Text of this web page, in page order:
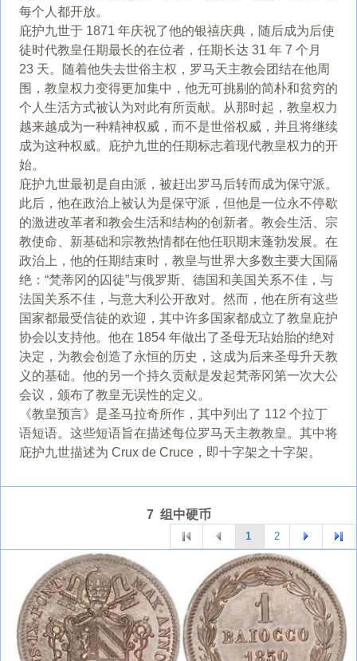
每个人都开放。
庇护九世于 1871 年庆祝了他的银禧庆典，随后成为后使
徒时代教皇任期最长的在位者，任期长达 31 年 7 个月
23 天。随着他失去世俗主权，罗马天主教会团结在他周
围，教皇权力变得更加集中，他无可挑剔的简朴和贫穷的
个人生活方式被认为对此有所贡献。从那时起，教皇权力
越来越成为一种精神权威，而不是世俗权威，并且将继续
成为这种权威。庇护九世的任期标志着现代教皇权力的开
始。
庇护九世最初是自由派，被赶出罗马后转而成为保守派。
此后，他在政治上被认为是保守派，但他是一位永不停歇
的激进改革者和教会生活和结构的创新者。教会生活、宗
教使命、新基础和宗教热情都在他任职期末蓬勃发展。在
政治上，他的任期结束时，教皇与世界大多数主要大国隔
绝：“梵蒂冈的囚徒”与俄罗斯、德国和美国关系不佳，与
法国关系不佳，与意大利公开敌对。然而，他在所有这些
国家都最受信徒的欢迎，其中许多国家都成立了教皇庇护
协会以支持他。他在 1854 年做出了圣母无玷始胎的绝对
决定，为教会创造了永恒的历史，这成为后来圣母升天教
义的基础。他的另一个持久贡献是发起梵蒂冈第一次大公
会议，颁布了教皇无误性的定义。
《教皇预言》是圣马拉奇所作，其中列出了 112 个拉丁
语短语。这些短语旨在描述每位罗马天主教教皇。其中将
庇护九世描述为 Crux de Cruce，即十字架之十字架。
7 组中硬币
1 2